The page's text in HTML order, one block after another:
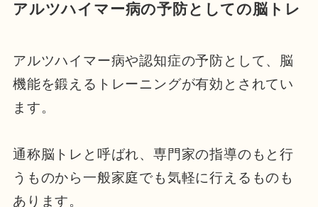
アルツハイマー病の予防としての脳トレ
アルツハイマー病や認知症の予防として、脳
機能を鍛えるトレーニングが有効とされてい
ます。
通称脳トレと呼ばれ、専門家の指導のもと行
うものから一般家庭でも気軽に行えるものも
あります。